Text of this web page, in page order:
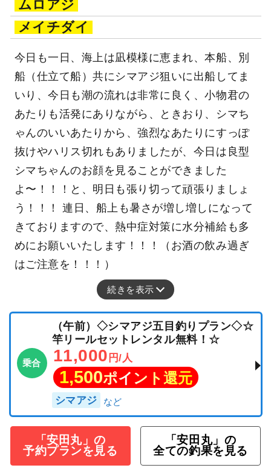
ムロアジ
メイチダイ
今日も一日、海上は凪模様に恵まれ、本船、別
船（仕立て船）共にシマアジ狙いに出船してま
いり、今日も潮の流れは非常に良く、小物君の
あたりも活発にありながら、ときおり、シマち
ゃんのいいあたりから、強烈なあたりにすっぽ
抜けやハリス切れもありましたが、今日は良型
シマちゃんのお顔を見ることができました
よ〜！！！と、明日も張り切って頑張りましょ
う！！！ 連日、船上も暑さが増し増しになって
きておりますので、熱中症対策に水分補給も多
めにお願いいたします！！！（お酒の飲み過ぎ
はご注意を！！！）
続きを表示
乗合
（午前）◇シマアジ五目釣りプラン◇☆
竿リールセットレンタル無料！☆
11,000 円/人
1,500ポイント還元
シマアジ
「安田丸」の
予約プランを見る
「安田丸」の
全ての釣果を見る